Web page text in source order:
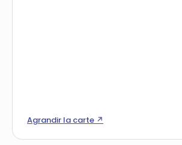
Agrandir la carte ↗